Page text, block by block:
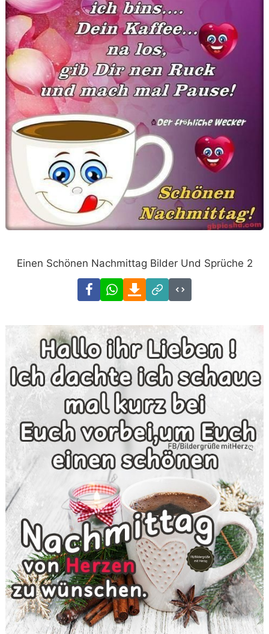
Einen Schönen Nachmittag Bilder Und Sprüche 2
FacebookWhatsAppDownload
Link
Code